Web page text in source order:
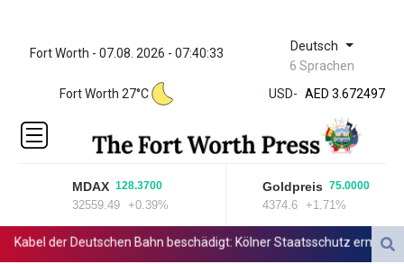
Fort Worth - 07.08. 2026 - 07:40:33 Deutsch
6 Sprachen
Fort Worth 27°C
USD-
ZWL 321.999592
AED 3.672497
AED 3.672497
AFN
ALL 80.861178
AMD
AOA
918.000351
MDAX 128.3700
32559.49 +0.39%
Goldpreis 75.0000
4374.6 +1.71%
der Deutschen Bahn beschädigt: Kölner Staatsschutz ermittelt